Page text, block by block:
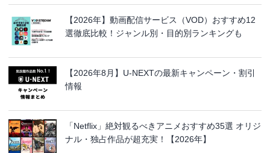
【2026年】動画配信サービス（VOD）おすすめ12
選徹底比較！ジャンル別・目的別ランキングも
【2026年8月】U-NEXTの最新キャンペーン・割引
情報
「Netflix」絶対観るべきアニメおすすめ35選 オリジ
ナル・独占作品が超充実！【2026年】